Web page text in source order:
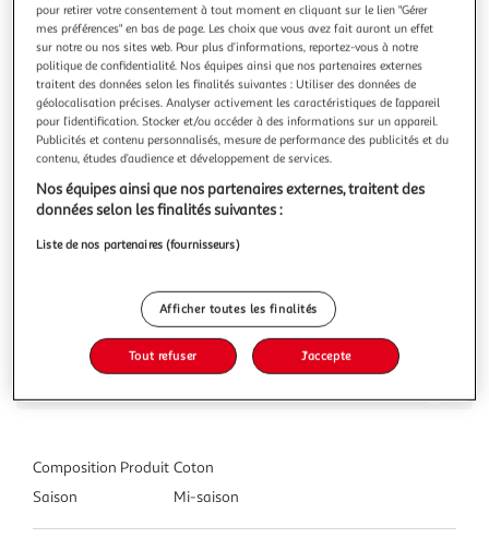
PROJECT X
Joggings /Beige Homme Project X Paris Tricolore
Optez pour le jogging de la marque PROJECT X PARIS à
prix bas !- Coloris : Beige/Bleu- Ceinture élastique avec
cordon de serrage à la taille- Poches normales de chaque
côté du pantalon- Logo brodé sur le côté gauche au devant
du pantalon- Finition élastique en bas du pantalon-
Composition : 55%Coton
En savoir +
Afficher le prix
Composition Produit Coton
Saison
Mi-saison
pour retirer votre consentement à tout moment en cliquant sur le lien "Gérer
mes préférences" en bas de page. Les choix que vous avez fait auront un effet
sur notre ou nos sites web. Pour plus d’informations, reportez-vous à notre
politique de confidentialité. Nos équipes ainsi que nos partenaires externes
traitent des données selon les finalités suivantes : Utiliser des données de
géolocalisation précises. Analyser activement les caractéristiques de l’appareil
pour l’identification. Stocker et/ou accéder à des informations sur un appareil.
Publicités et contenu personnalisés, mesure de performance des publicités et du
contenu, études d’audience et développement de services.
Nos équipes ainsi que nos partenaires externes, traitent des
données selon les finalités suivantes :
Liste de nos partenaires (fournisseurs)
Afficher toutes les finalités
Tout refuser J'accepte